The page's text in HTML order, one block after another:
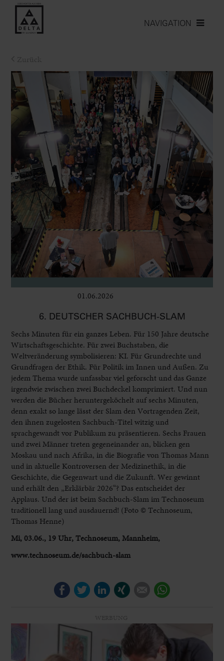
NAVIGATION
01.06.2026
6. DEUTSCHER SACHBUCH-SLAM
Sechs Minuten für ein ganzes Leben. Für 150 Jahre deutsche
Wirtschaftsgeschichte. Für zwei Buchstaben, die
Weltveränderung symbolisieren: KI. Für Grundrechte und
Grundfragen der Ethik. Für Politik im Innen und Außen. Zu
jedem Thema wurde unfassbar viel geforscht und das Ganze
irgendwie zwischen zwei Buchdeckel komprimiert. Und nun
werden die Bücher heruntergeköchelt auf sechs Minuten,
denn exakt so lange lässt der Slam den Vortragenden Zeit,
den ihnen zugelosten Sachbuch-Titel witzig und
sprachgewandt vor Publikum zu präsentieren. Sechs Frauen
und zwei Männer treten gegeneinander an, blicken gen
Moskau und nach Afrika, in die Biografie von Thomas Mann
und in aktuelle Kontroversen der Medizinethik, in die
Geschichte, die Gegenwart und die Zukunft. Wer gewinnt
und erhält den „Erklärbär 2026“? Das entscheidet der
Applaus. Und der ist beim Sachbuch-Slam im Technoseum
traditionell lang und ausdauernd! (Foto © Technoseum,
Thomas Henne)
Mi, 03.06., 19 Uhr, Technoseum, Mannheim,
www.technoseum.de/sachbuch-slam
FacebookTwitterLinkedIn E-mail